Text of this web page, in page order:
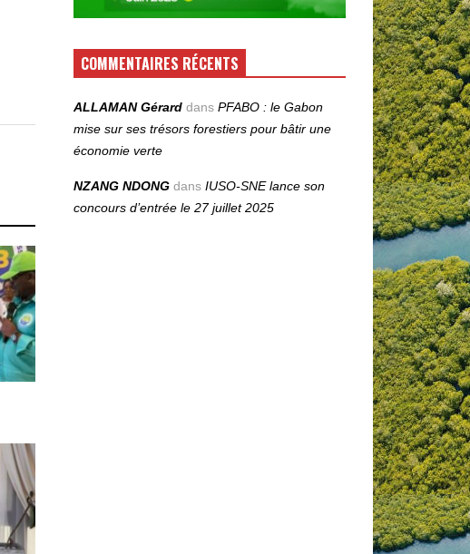
COMMENTAIRES RÉCENTS
ALLAMAN Gérard dansPFABO : le Gabon
mise sur ses trésors forestiers pour bâtir une
économie verte
NZANG NDONG dansIUSO‑SNE lance son
concours d’entrée le 27 juillet 2025